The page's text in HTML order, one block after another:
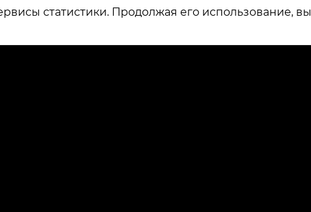
статистики. Продолжая его использование,